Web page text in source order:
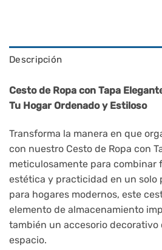
Descripción
Cesto de Ropa con Tapa
Tu Hogar Ordenado y Estiloso
Transforma la manera en que
con nuestro Cesto de Ropa con
meticulosamente para combinar
estética y practicidad en un solo
para hogares modernos, este
elemento de almacenamiento
también un accesorio decorativo
espacio.